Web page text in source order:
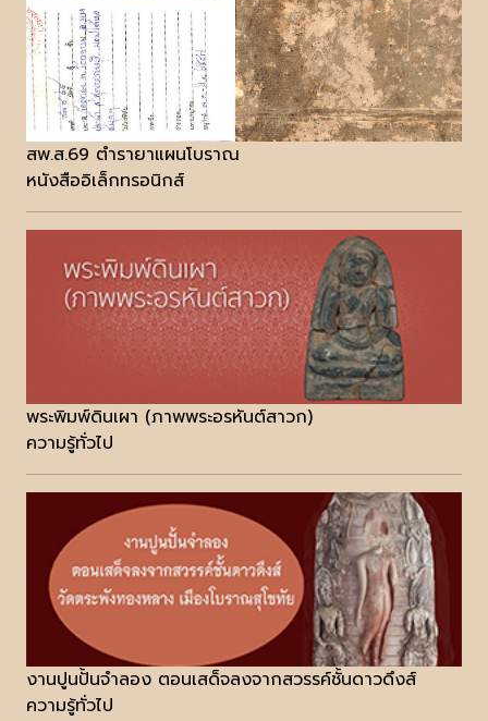
สพ.ส.69 ตำรายาแผนโบราณ
หนังสืออิเล็กทรอนิกส์
พระพิมพ์ดินเผา (ภาพพระอรหันต์สาวก)
ความรู้ทั่วไป
งานปูนปั้นจำลอง ตอนเสด็จลงจากสวรรค์ชั้นดาวดึงส์
ความรู้ทั่วไป